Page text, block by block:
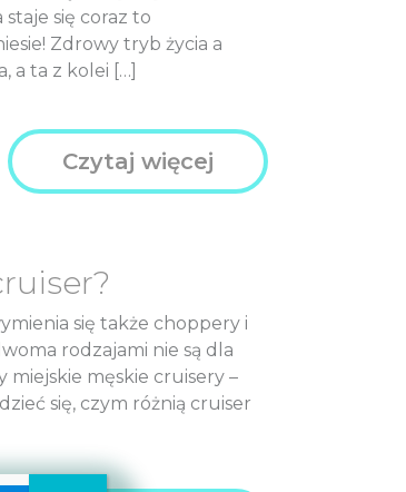
się coraz to
Zdrowy tryb życia a
a ta z kolei […]
Czytaj więcej
się także choppery i
rodzajami nie są dla
męskie cruisery –
się, czym różnią cruiser